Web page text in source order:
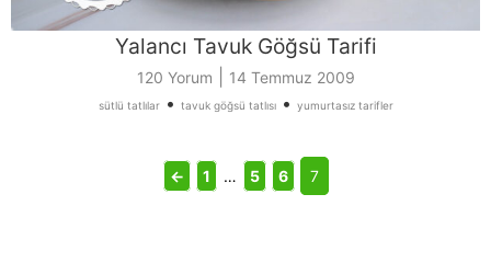
Yalancı Tavuk Göğsü Tarifi
120 Yorum 14 Temmuz 2009
sütlü tatlılar• tavuk göğsü tatlısı• yumurtasız tarifler
← 1 … 5 6 7